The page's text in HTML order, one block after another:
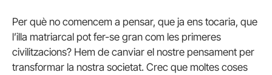
Per què no comencem a pensar, que ja ens tocaria, que
l’illa matriarcal pot fer-se gran com les primeres
civilitzacions? Hem de canviar el nostre pensament per
transformar la nostra societat. Crec que moltes coses